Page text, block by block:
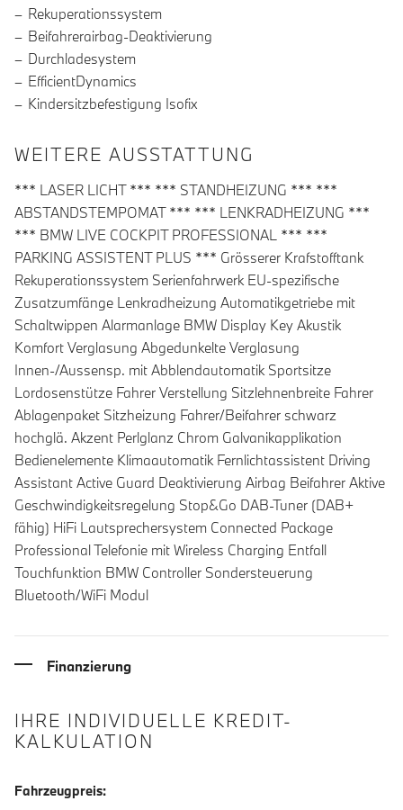
Rekuperationssystem
Beifahrerairbag-Deaktivierung
Durchladesystem
EfficientDynamics
Kindersitzbefestigung Isofix
WEITERE AUSSTATTUNG
*** LASER LICHT *** *** STANDHEIZUNG *** ***
ABSTANDSTEMPOMAT *** *** LENKRADHEIZUNG ***
*** BMW LIVE COCKPIT PROFESSIONAL *** ***
PARKING ASSISTENT PLUS *** Grösserer Krafstofftank
Rekuperationssystem Serienfahrwerk EU-spezifische
Zusatzumfänge Lenkradheizung Automatikgetriebe mit
Schaltwippen Alarmanlage BMW Display Key Akustik
Komfort Verglasung Abgedunkelte Verglasung
Innen-/Aussensp. mit Abblendautomatik Sportsitze
Lordosenstütze Fahrer Verstellung Sitzlehnenbreite Fahrer
Ablagenpaket Sitzheizung Fahrer/Beifahrer schwarz
hochglä. Akzent Perlglanz Chrom Galvanikapplikation
Bedienelemente Klimaautomatik Fernlichtassistent Driving
Assistant Active Guard Deaktivierung Airbag Beifahrer Aktive
Geschwindigkeitsregelung Stop&Go DAB-Tuner (DAB+
fähig) HiFi Lautsprechersystem Connected Package
Professional Telefonie mit Wireless Charging Entfall
Touchfunktion BMW Controller Sondersteuerung
Bluetooth/WiFi Modul
Finanzierung
IHRE INDIVIDUELLE KREDIT-
KALKULATION
Fahrzeugpreis: